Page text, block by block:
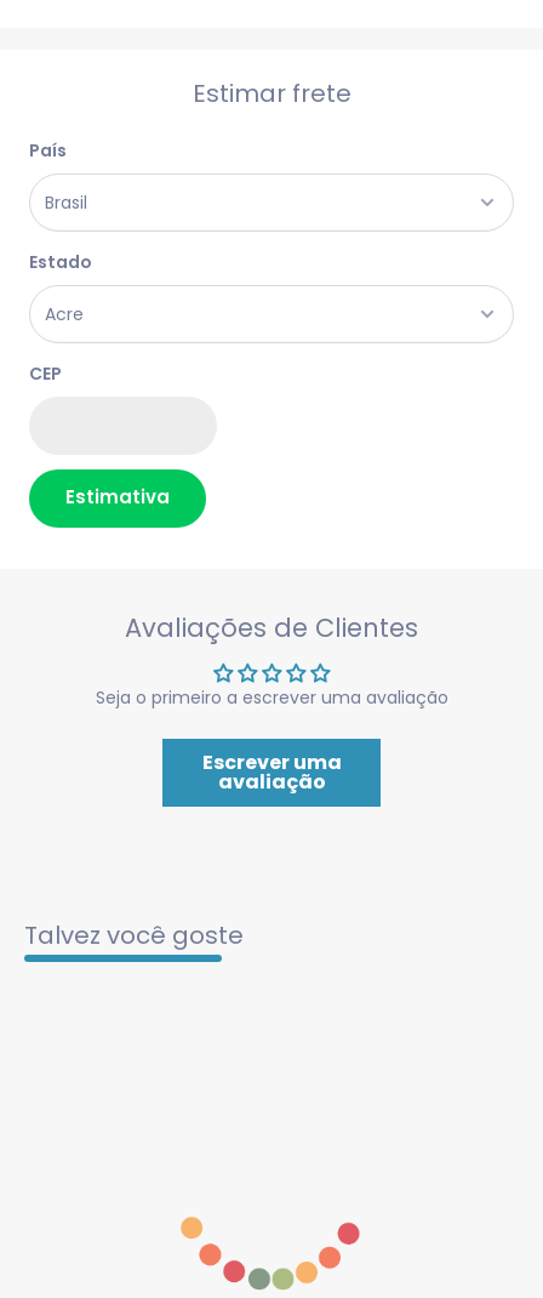
Estimar frete
País
Estado
CEP
Estimativa
Avaliações de Clientes
Seja o primeiro a escrever uma avaliação
Escrever uma
avaliação
Talvez você goste